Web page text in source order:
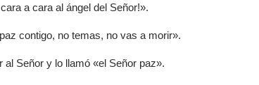
a cara al ángel del Señor!».
contigo, no temas, no vas a morir».
al Señor y lo llamó «el Señor paz».